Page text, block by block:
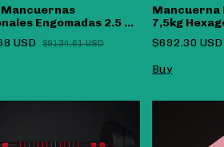
Engomadas 2.5 Kg
(copia)
USD $9134.61 USD
Mancuerna
7,5kg
$692.30 USD
Buy